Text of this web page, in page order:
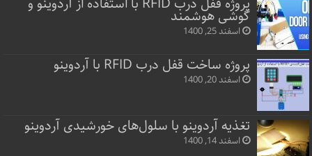
گوشی هوشمند
اسفند 25, 1400
پروژه ساخت قفل‌ درب RFID با آردوینو
اسفند 20, 1400
تغذیه آردوینو با سلول‌های خورشیدی آردوینو
اسفند 14, 1400